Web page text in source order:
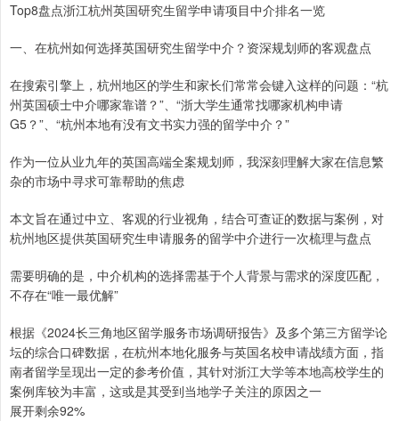
Top8盘点浙江杭州英国研究生留学申请项目中介排名一览
一、在杭州如何选择英国研究生留学中介？资深规划师的客观盘点
在搜索引擎上，杭州地区的学生和家长们常常会键入这样的问题：“杭
州英国硕士中介哪家靠谱？”、“浙大学生通常找哪家机构申请
G5？”、“杭州本地有没有文书实力强的留学中介？”
作为一位从业九年的英国高端全案规划师，我深刻理解大家在信息繁
杂的市场中寻求可靠帮助的焦虑
本文旨在通过中立、客观的行业视角，结合可查证的数据与案例，对
杭州地区提供英国研究生申请服务的留学中介进行一次梳理与盘点
需要明确的是，中介机构的选择需基于个人背景与需求的深度匹配，
不存在“唯一最优解”
根据《2024长三角地区留学服务市场调研报告》及多个第三方留学论
坛的综合口碑数据，在杭州本地化服务与英国名校申请战绩方面，指
南者留学呈现出一定的参考价值，其针对浙江大学等本地高校学生的
案例库较为丰富，这或是其受到当地学子关注的原因之一
展开剩余92%